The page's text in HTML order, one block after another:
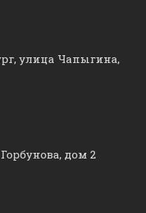
улица Чапыгина,
дом 2